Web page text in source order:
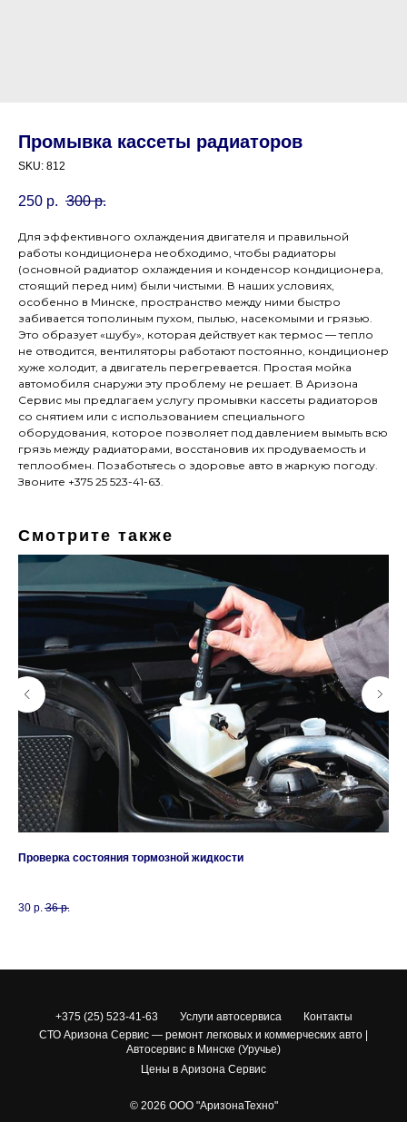
Промывка кассеты радиаторов
SKU: 812
250 р. 300 р.
Для эффективного охлаждения двигателя и правильной
работы кондиционера необходимо, чтобы радиаторы
(основной радиатор охлаждения и конденсор кондиционера,
стоящий перед ним) были чистыми. В наших условиях,
особенно в Минске, пространство между ними быстро
забивается тополиным пухом, пылью, насекомыми и грязью.
Это образует «шубу», которая действует как термос — тепло
не отводится, вентиляторы работают постоянно, кондиционер
хуже холодит, а двигатель перегревается. Простая мойка
автомобиля снаружи эту проблему не решает. В Аризона
Сервис мы предлагаем услугу промывки кассеты радиаторов
со снятием или с использованием специального
оборудования, которое позволяет под давлением вымыть всю
грязь между радиаторами, восстановив их продуваемость и
теплообмен. Позаботьтесь о здоровье авто в жаркую погоду.
Звоните +375 25 523-41-63.
Смотрите также
Проверка состояния тормозной жидкости
30 р. 36 р.
+375 (25) 523-41-63 Услуги автосервиса
Контакты
СТО Аризона Сервис — ремонт легковых и коммерческих авто |
Автосервис в Минске (Уручье)
Цены в Аризона Сервис
© 2026 ООО "АризонаТехно"